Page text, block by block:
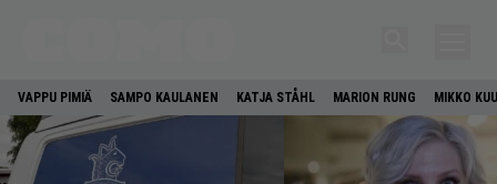
VAPPU PIMIÄ SAMPO KAULANEN KATJA STÅHL MARION RUNG MIKKO